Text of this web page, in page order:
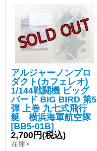
アルジャーノンプロ
ダクト(カフェレオ)
1/144戦闘機 ビッグ
バード BIG BIRD 第5
弾 上巻 九七式飛行
艇 横浜海軍航空隊
[BB5-01B]
2,700円(税込)
在庫×